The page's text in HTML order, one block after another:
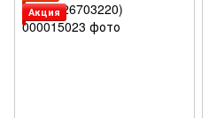
Акция